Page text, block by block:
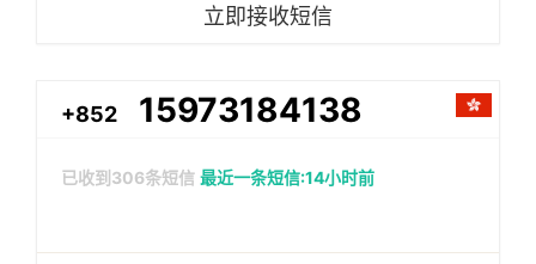
立即接收短信
+852 15973184138
已收到 306条短信 最近一条短信:14小时前